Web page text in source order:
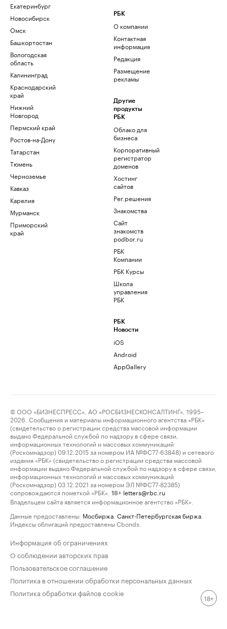
Екатеринбург
Новосибирск
Омск
Башкортостан
Вологодская
область
Калининград
Краснодарский
край
Нижний
Новгород
Пермский край
Ростов-на-Дону
Татарстан
Тюмень
Черноземье
Кавказ
Карелия
Мурманск
Приморский
край
РБК
О компании
Контактная
информация
Редакция
Размещение
рекламы
Другие
продукты
РБК
Облако для
бизнеса
Корпоративный
регистратор
доменов
Хостинг
сайтов
Рег.решения
Знакомства
Сайт
знакомств
podbor.ru
РБК
Компании
РБК Курсы
Школа
управления
РБК
РБК
Новости
iOS
Android
AppGallery
© ООО «БИЗНЕСПРЕСС», АО «РОСБИЗНЕСКОНСАЛТИНГ», 1995–
2026. Сообщения и материалы информационного агентства «РБК»
(свидетельство о регистрации средства массовой информации
выдано Федеральной службой по надзору в сфере связи,
информационных технологий и массовых коммуникаций
(Роскомнадзор) 09.12.2015 за номером ИА №ФС77-63848) и сетевого
издания «РБК» (свидетельство о регистрации средства массовой
информации выдано Федеральной службой по надзору в сфере связи,
информационных технологий и массовых коммуникаций
(Роскомнадзор) 03.12.2021 за номером ЭЛ №ФС77-82385)
сопровождаются пометкой «РБК».
18+ letters@rbc.ru
Владельцем сайта является информационное агентство «РБК».
Данные предоставлены: Мосбиржа Санкт-Петербургская биржа
Индексы облигаций предоставлены Cbonds.
Информация об ограничениях
О соблюдении авторских прав
Пользовательское соглашение
Политика в отношении обработки персональных данных
Политика обработки файлов cookie
18+